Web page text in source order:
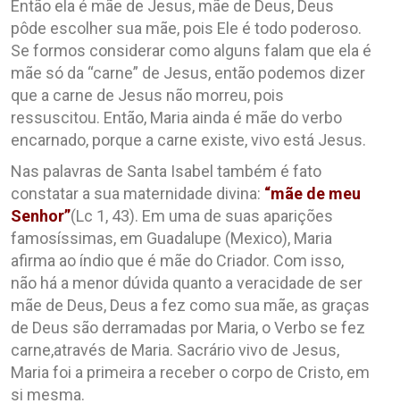
Então ela é mãe de Jesus, mãe de Deus, Deus
pôde escolher sua mãe, pois Ele é todo poderoso.
Se formos considerar como alguns falam que ela é
mãe só da “carne” de Jesus, então podemos dizer
que a carne de Jesus não morreu, pois
ressuscitou. Então, Maria ainda é mãe do verbo
encarnado, porque a carne existe, vivo está Jesus.
Nas palavras de Santa Isabel também é fato
constatar a sua maternidade divina: “mãe de meu
Senhor”(Lc 1, 43). Em uma de suas aparições
famosíssimas, em Guadalupe (Mexico), Maria
afirma ao índio que é mãe do Criador. Com isso,
não há a menor dúvida quanto a veracidade de ser
mãe de Deus, Deus a fez como sua mãe, as graças
de Deus são derramadas por Maria, o Verbo se fez
carne,através de Maria. Sacrário vivo de Jesus,
Maria foi a primeira a receber o corpo de Cristo, em
si mesma.